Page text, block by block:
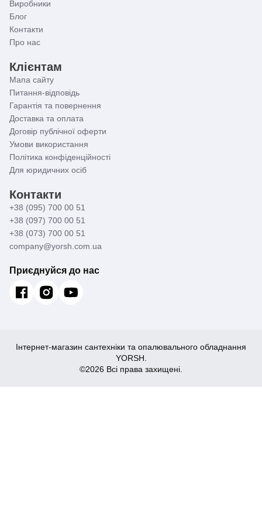
☝Важливо відзначити!
одноважільний механізм за довговічністю не
обох випадках використовуються надійні керамічні
пластини.
Виробники
Блог
Контакти
Про нас
Клієнтам
Мапа сайту
Питання-відповідь
Гарантія та повернення
Доставка та оплата
Договір публічної оферти
Умови використання
Політика конфіденційності
Для юридичних осіб
Контакти
+38 (095) 700 00 51
+38 (097) 700 00 51
+38 (073) 700 00 51
company@yorsh.com.ua
Приєднуйся до нас
Інтернет-магазин сантехніки та опалювального обладнання
YORSH.
©2026 Всі права захищені.